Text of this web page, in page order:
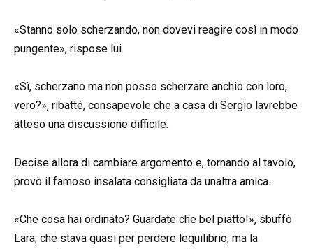
«Stanno solo scherzando, non dovevi reagire così in modo
pungente», rispose lui.
«Sì, scherzano ma non posso scherzare anchio con loro,
vero?», ribatté, consapevole che a casa di Sergio lavrebbe
atteso una discussione difficile.
Decise allora di cambiare argomento e, tornando al tavolo,
provò il famoso insalata consigliata da unaltra amica.
«Che cosa hai ordinato? Guardate che bel piatto!», sbuffò
Lara, che stava quasi per perdere lequilibrio, ma la